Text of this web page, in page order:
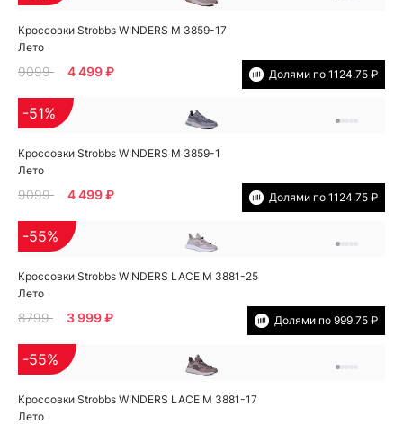
Кроссовки Strobbs WINDERS M 3859-17
Лето
9099 4 499 ₽ Долями по 1124.75 ₽
Кроссовки Strobbs WINDERS M 3859-1
Лето
-51%
9099 4 499 ₽ Долями по 1124.75 ₽
Кроссовки Strobbs WINDERS LACE M 3881-25
Лето
-55%
8799 3 999 ₽ Долями по 999.75 ₽
Кроссовки Strobbs WINDERS LACE M 3881-17
Лето
-55%